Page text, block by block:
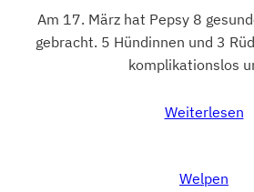
Am 17. März hat Pepsy 8
gebracht. 5 Hündinnen und 3
komplikationslos
Weiterlesen
Welpen